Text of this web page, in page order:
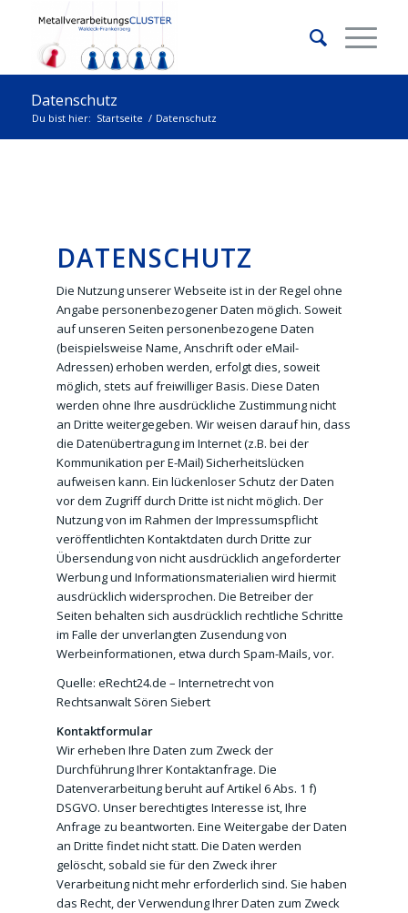
Datenschutz
Du bist hier: Startseite / Datenschutz
DATENSCHUTZ
Die Nutzung unserer Webseite ist in der Regel ohne
Angabe personenbezogener Daten möglich. Soweit
auf unseren Seiten personenbezogene Daten
(beispielsweise Name, Anschrift oder eMail-
Adressen) erhoben werden, erfolgt dies, soweit
möglich, stets auf freiwilliger Basis. Diese Daten
werden ohne Ihre ausdrückliche Zustimmung nicht
an Dritte weitergegeben. Wir weisen darauf hin, dass
die Datenübertragung im Internet (z.B. bei der
Kommunikation per E-Mail) Sicherheitslücken
aufweisen kann. Ein lückenloser Schutz der Daten
vor dem Zugriff durch Dritte ist nicht möglich. Der
Nutzung von im Rahmen der Impressumspflicht
veröffentlichten Kontaktdaten durch Dritte zur
Übersendung von nicht ausdrücklich angeforderter
Werbung und Informationsmaterialien wird hiermit
ausdrücklich widersprochen. Die Betreiber der
Seiten behalten sich ausdrücklich rechtliche Schritte
im Falle der unverlangten Zusendung von
Werbeinformationen, etwa durch Spam-Mails, vor.
Quelle: eRecht24.de – Internetrecht von
Rechtsanwalt Sören Siebert
Kontaktformular
Wir erheben Ihre Daten zum Zweck der
Durchführung Ihrer Kontaktanfrage. Die
Datenverarbeitung beruht auf Artikel 6 Abs. 1 f)
DSGVO. Unser berechtigtes Interesse ist, Ihre
Anfrage zu beantworten. Eine Weitergabe der Daten
an Dritte findet nicht statt. Die Daten werden
gelöscht, sobald sie für den Zweck ihrer
Verarbeitung nicht mehr erforderlich sind. Sie haben
das Recht, der Verwendung Ihrer Daten zum Zweck